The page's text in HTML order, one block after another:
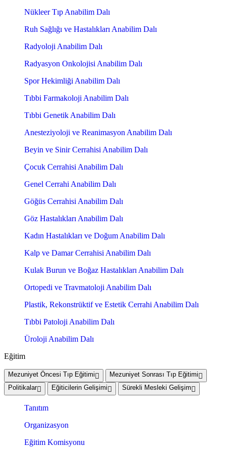
Nükleer Tıp Anabilim Dalı
Ruh Sağlığı ve Hastalıkları Anabilim Dalı
Radyoloji Anabilim Dalı
Radyasyon Onkolojisi Anabilim Dalı
Spor Hekimliği Anabilim Dalı
Tıbbi Farmakoloji Anabilim Dalı
Tıbbi Genetik Anabilim Dalı
Anesteziyoloji ve Reanimasyon Anabilim Dalı
Beyin ve Sinir Cerrahisi Anabilim Dalı
Çocuk Cerrahisi Anabilim Dalı
Genel Cerrahi Anabilim Dalı
Göğüs Cerrahisi Anabilim Dalı
Göz Hastalıkları Anabilim Dalı
Kadın Hastalıkları ve Doğum Anabilim Dalı
Kalp ve Damar Cerrahisi Anabilim Dalı
Kulak Burun ve Boğaz Hastalıkları Anabilim Dalı
Ortopedi ve Travmatoloji Anabilim Dalı
Plastik, Rekonstrüktif ve Estetik Cerrahi Anabilim Dalı
Tıbbi Patoloji Anabilim Dalı
Üroloji Anabilim Dalı
Eğitim
Mezuniyet Öncesi Tıp Eğitimi
Mezuniyet Sonrası Tıp Eğitimi
Politikalar
Eğiticilerin Gelişimi Sürekli Mesleki Gelişim
Tanıtım
Organizasyon
Eğitim Komisyonu